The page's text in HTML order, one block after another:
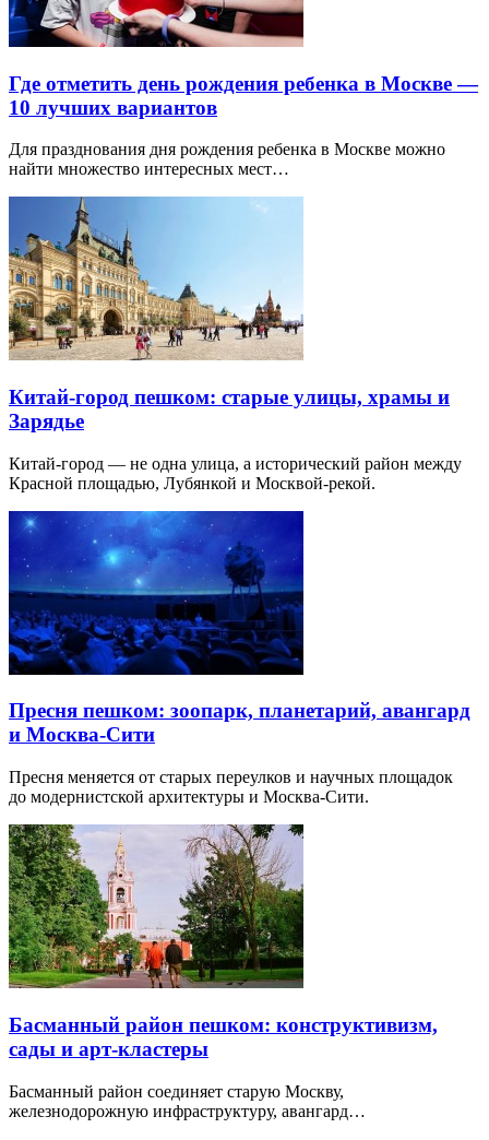
Где отметить день рождения ребенка в Москве —
10 лучших вариантов
Для празднования дня рождения ребенка в Москве можно
найти множество интересных мест…
Китай-город пешком: старые улицы, храмы и
Зарядье
Китай-город — не одна улица, а исторический район между
Красной площадью, Лубянкой и Москвой-рекой.
Пресня пешком: зоопарк, планетарий, авангард
и Москва-Сити
Пресня меняется от старых переулков и научных площадок
до модернистской архитектуры и Москва-Сити.
Басманный район пешком: конструктивизм,
сады и арт-кластеры
Басманный район соединяет старую Москву,
железнодорожную инфраструктуру, авангард…